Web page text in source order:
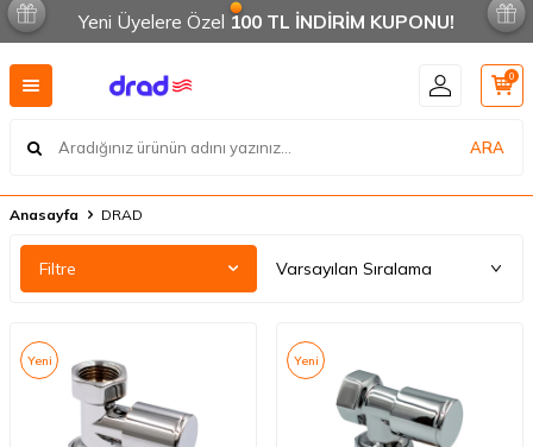
Yeni Üyelere Özel 100 TL İNDİRİM KUPONU!
ARA
0
Anasayfa DRAD
Filtre
Yeni Yeni